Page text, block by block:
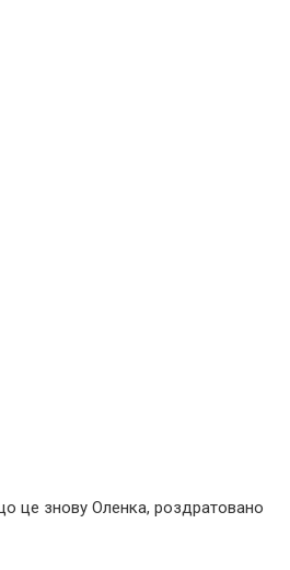
це знову Оленка, роздратовано